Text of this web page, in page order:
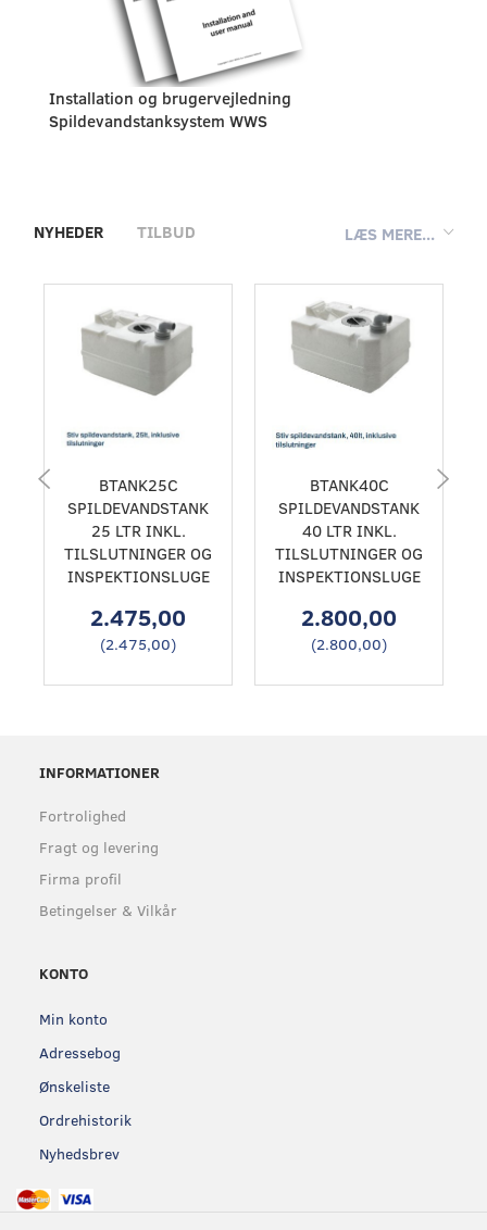
Installation og brugervejledning
Spildevandstanksystem WWS
LÆS MERE...
NYHEDER TILBUD
BTANK25C
SPILDEVANDSTANK
25 LTR INKL.
TILSLUTNINGER OG
INSPEKTIONSLUGE
2.475,00
(2.475,00)
BTANK40C
SPILDEVANDSTANK
40 LTR INKL.
TILSLUTNINGER OG
INSPEKTIONSLUGE
2.800,00
(2.800,00)
INFORMATIONER
Fortrolighed
Fragt og levering
Firma profil
Betingelser & Vilkår
KONTO
Min konto
Adressebog
Ønskeliste
Ordrehistorik
Nyhedsbrev